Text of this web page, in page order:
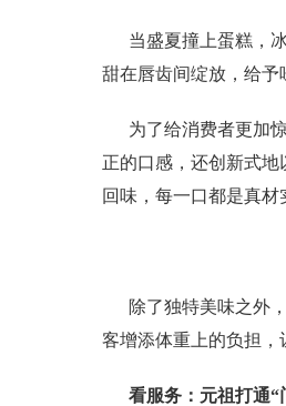
当盛夏撞上蛋糕，
甜在唇齿间绽放，给予
为了给消费者更加
正的口感，还创新式
回味，每一口都是真材
除了独特美味之外
客增添体重上的负担，
看服务：元祖打通“